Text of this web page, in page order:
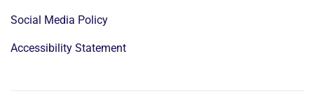
Social Media Policy
Accessibility Statement